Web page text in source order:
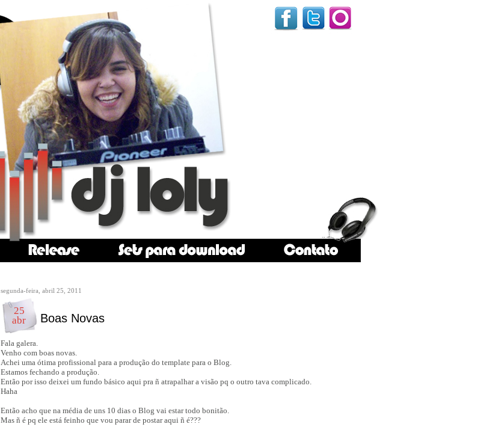
segunda-feira, abril 25, 2011
25
abr
Boas Novas
Fala galera.
Venho com boas novas.
Achei uma ótima profissional para a produção do template para o Blog.
Estamos fechando a produção.
Então por isso deixei um fundo básico aqui pra ñ atrapalhar a visão pq o outro tava complicado.
Haha
Então acho que na média de uns 10 dias o Blog vai estar todo bonitão.
Mas ñ é pq ele está feinho que vou parar de postar aqui ñ é???